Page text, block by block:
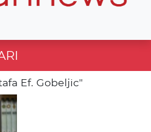
Ef. Gobeljic"